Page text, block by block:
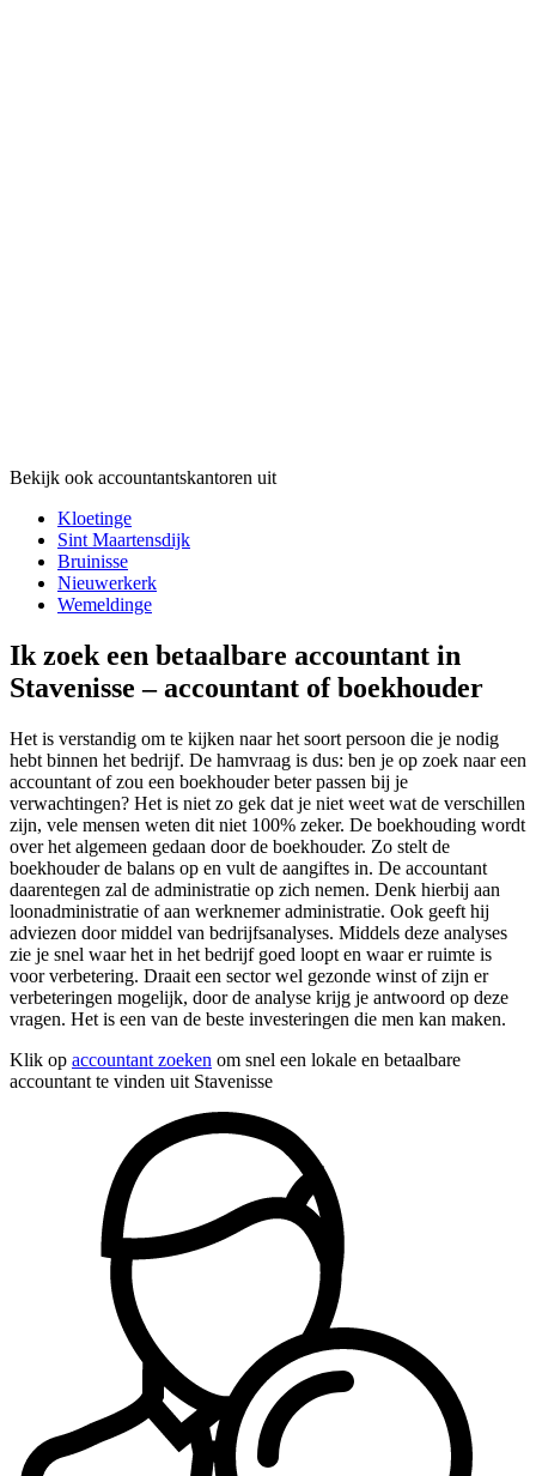
Bekijk ook accountantskantoren uit
Kloetinge
Sint Maartensdijk
Bruinisse
Nieuwerkerk
Wemeldinge
Ik zoek een betaalbare accountant in
Stavenisse – accountant of boekhouder
Het is verstandig om te kijken naar het soort persoon die je nodig
hebt binnen het bedrijf. De hamvraag is dus: ben je op zoek naar een
accountant of zou een boekhouder beter passen bij je
verwachtingen? Het is niet zo gek dat je niet weet wat de verschillen
zijn, vele mensen weten dit niet 100% zeker. De boekhouding wordt
over het algemeen gedaan door de boekhouder. Zo stelt de
boekhouder de balans op en vult de aangiftes in. De accountant
daarentegen zal de administratie op zich nemen. Denk hierbij aan
loonadministratie of aan werknemer administratie. Ook geeft hij
adviezen door middel van bedrijfsanalyses. Middels deze analyses
zie je snel waar het in het bedrijf goed loopt en waar er ruimte is
voor verbetering. Draait een sector wel gezonde winst of zijn er
verbeteringen mogelijk, door de analyse krijg je antwoord op deze
vragen. Het is een van de beste investeringen die men kan maken.
Klik op accountant zoeken om snel een lokale en betaalbare
accountant te vinden uit Stavenisse